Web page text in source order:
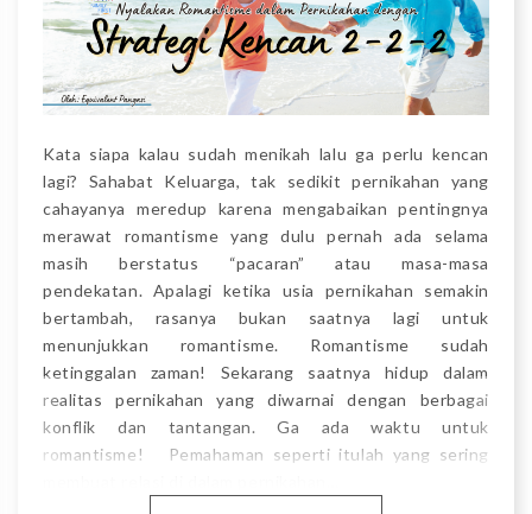
Kata siapa kalau sudah menikah lalu ga perlu kencan
lagi? Sahabat Keluarga, tak sedikit pernikahan yang
cahayanya meredup karena mengabaikan pentingnya
merawat romantisme yang dulu pernah ada selama
masih berstatus “pacaran” atau masa-masa
pendekatan. Apalagi ketika usia pernikahan semakin
bertambah, rasanya bukan saatnya lagi untuk
menunjukkan romantisme. Romantisme sudah
ketinggalan zaman! Sekarang saatnya hidup dalam
realitas pernikahan yang diwarnai dengan berbagai
konflik dan tantangan. Ga ada waktu untuk
romantisme! Pemahaman seperti itulah yang sering